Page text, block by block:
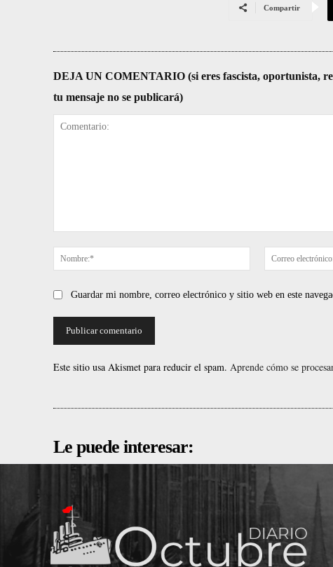
Compartir
DEJA UN COMENTARIO (si eres fascista, oportunista,
tu mensaje no se publicará)
Nombre:*
Guardar mi nombre, correo electrónico y sitio web en este
Este sitio usa Akismet para reducir el spam. Aprende cómo se
Le puede interesar: